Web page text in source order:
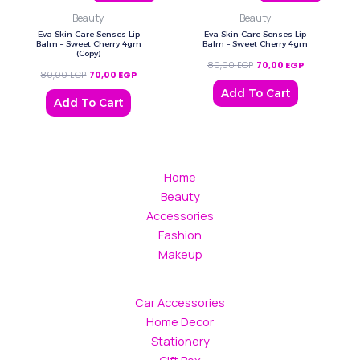
Beauty
Eva Skin Care Senses Lip
Balm – Sweet Cherry 4gm
(Copy)
80,00EGP 70,00 EGP
Add To Cart
Beauty
Eva Skin Care Senses Lip
Balm – Sweet Cherry 4gm
80,00EGP 70,00 EGP
Add To Cart
Home
Beauty
Accessories
Fashion
Makeup
Car Accessories
Home Decor
Stationery